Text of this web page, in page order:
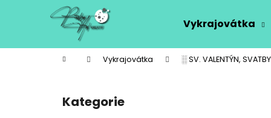
Vykrajovátka
Domů Vykrajovátka ░ SV. VALENTÝN, SVATBY
Přeskočit
kategorie
Kategorie
í
Zpět
do
Zpět
do